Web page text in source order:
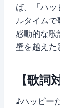
ば、「ハッ
ルタイムで
感動的な歌
壁を越えた
【歌詞
♪ハッピー